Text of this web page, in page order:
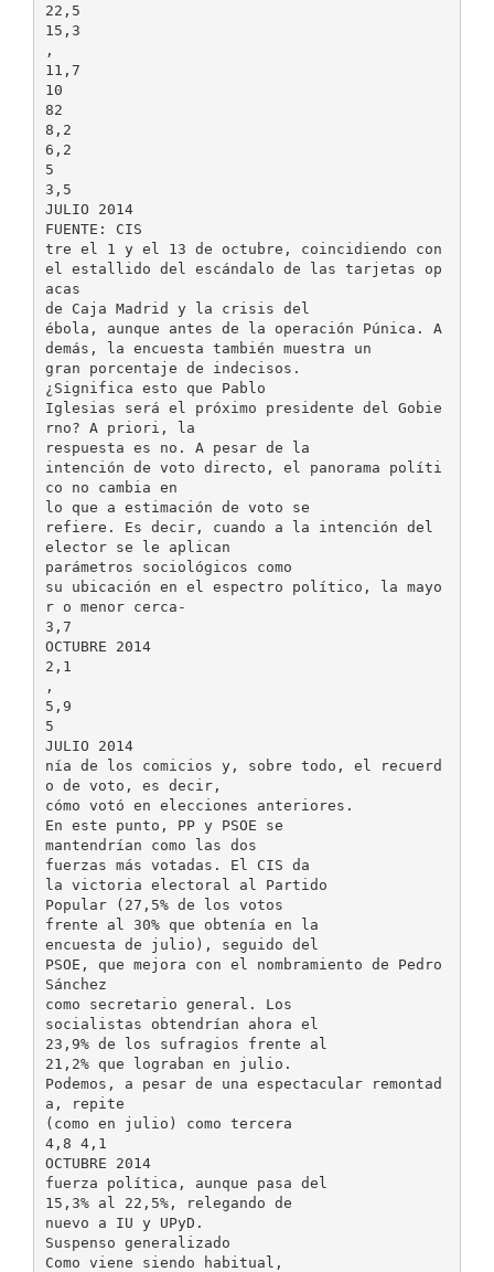
22,5
15,3
,
11,7
10
82
8,2
6,2
5
3,5
JULIO 2014
FUENTE: CIS
tre el 1 y el 13 de octubre, coincidiendo con
el estallido del escándalo de las tarjetas op
acas
de Caja Madrid y la crisis del
ébola, aunque antes de la operación Púnica. A
demás, la encuesta también muestra un
gran porcentaje de indecisos.
¿Significa esto que Pablo
Iglesias será el próximo presidente del Gobie
rno? A priori, la
respuesta es no. A pesar de la
intención de voto directo, el panorama políti
co no cambia en
lo que a estimación de voto se
refiere. Es decir, cuando a la intención del
elector se le aplican
parámetros sociológicos como
su ubicación en el espectro político, la mayo
r o menor cerca-
3,7
OCTUBRE 2014
2,1
,
5,9
5
JULIO 2014
nía de los comicios y, sobre todo, el recuerd
o de voto, es decir,
cómo votó en elecciones anteriores.
En este punto, PP y PSOE se
mantendrían como las dos
fuerzas más votadas. El CIS da
la victoria electoral al Partido
Popular (27,5% de los votos
frente al 30% que obtenía en la
encuesta de julio), seguido del
PSOE, que mejora con el nombramiento de Pedro
Sánchez
como secretario general. Los
socialistas obtendrían ahora el
23,9% de los sufragios frente al
21,2% que lograban en julio.
Podemos, a pesar de una espectacular remontad
a, repite
(como en julio) como tercera
4,8 4,1
OCTUBRE 2014
fuerza política, aunque pasa del
15,3% al 22,5%, relegando de
nuevo a IU y UPyD.
Suspenso generalizado
Como viene siendo habitual,